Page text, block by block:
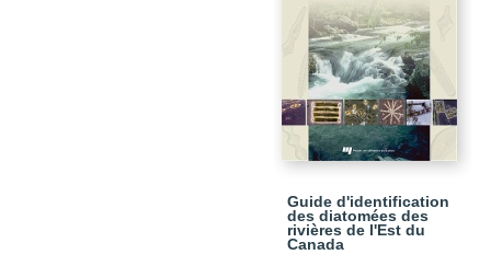
Guide d'identification
des diatomées des
rivières de l'Est du
Canada